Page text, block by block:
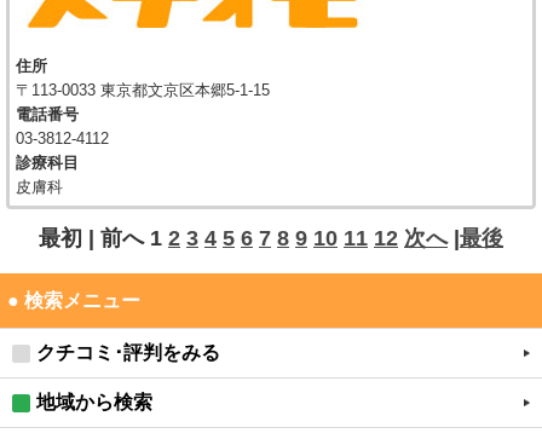
住所
〒113-0033 東京都文京区本郷5-1-15
電話番号
03-3812-4112
診療科目
皮膚科
最初 | 前へ 1 2 3 4 5 6 7 8 9 10 11 12 次へ|最後
● 検索メニュー
クチコミ･評判をみる
地域から検索